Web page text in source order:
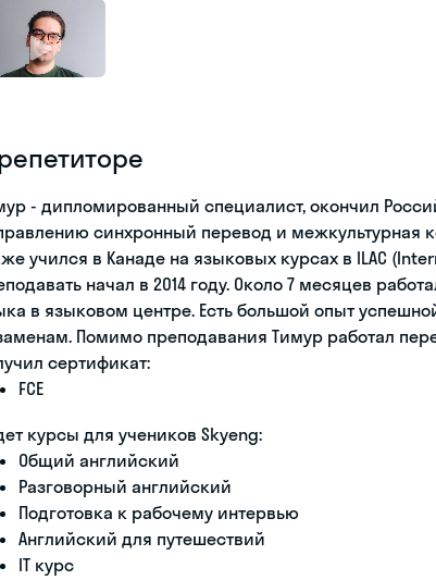
- дипломированный специалист, окончил
синхронный перевод и межкультурная
учился в Канаде на языковых курсах в ILAC
начал в 2014 году. Около 7 месяцев
в языковом центре. Есть большой опыт
Помимо преподавания Тимур работал
сертификат:
FCE
курсы для учеников Skyeng:
Общий английский
Разговорный английский
Подготовка к рабочему интервью
Английский для путешествий
IT курс